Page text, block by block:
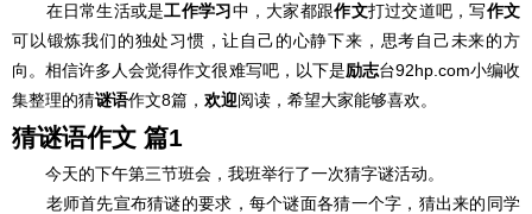
在日常生活或是工作学习中，大家都跟作文打过交道吧，写作文
可以锻炼我们的独处习惯，让自己的心静下来，思考自己未来的方
向。相信许多人会觉得作文很难写吧，以下是励志台92hp.com小编收
集整理的猜谜语作文8篇， 欢迎阅读，希望大家能够喜欢。
猜谜语作文 篇1
今天的下午第三节班会，我班举行了一次猜字谜活动。
老师首先宣布猜谜的要求，每个谜面各猜一个字，猜出来的同学